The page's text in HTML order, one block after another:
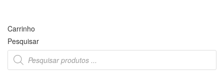
Carrinho
Pesquisar
Products
search